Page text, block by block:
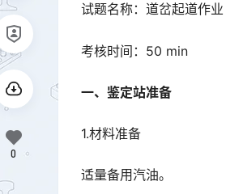
试题名称：道岔起道作业
考核时间：50 min
一、鉴定站准备
1.材料准备
适量备用汽油。
0